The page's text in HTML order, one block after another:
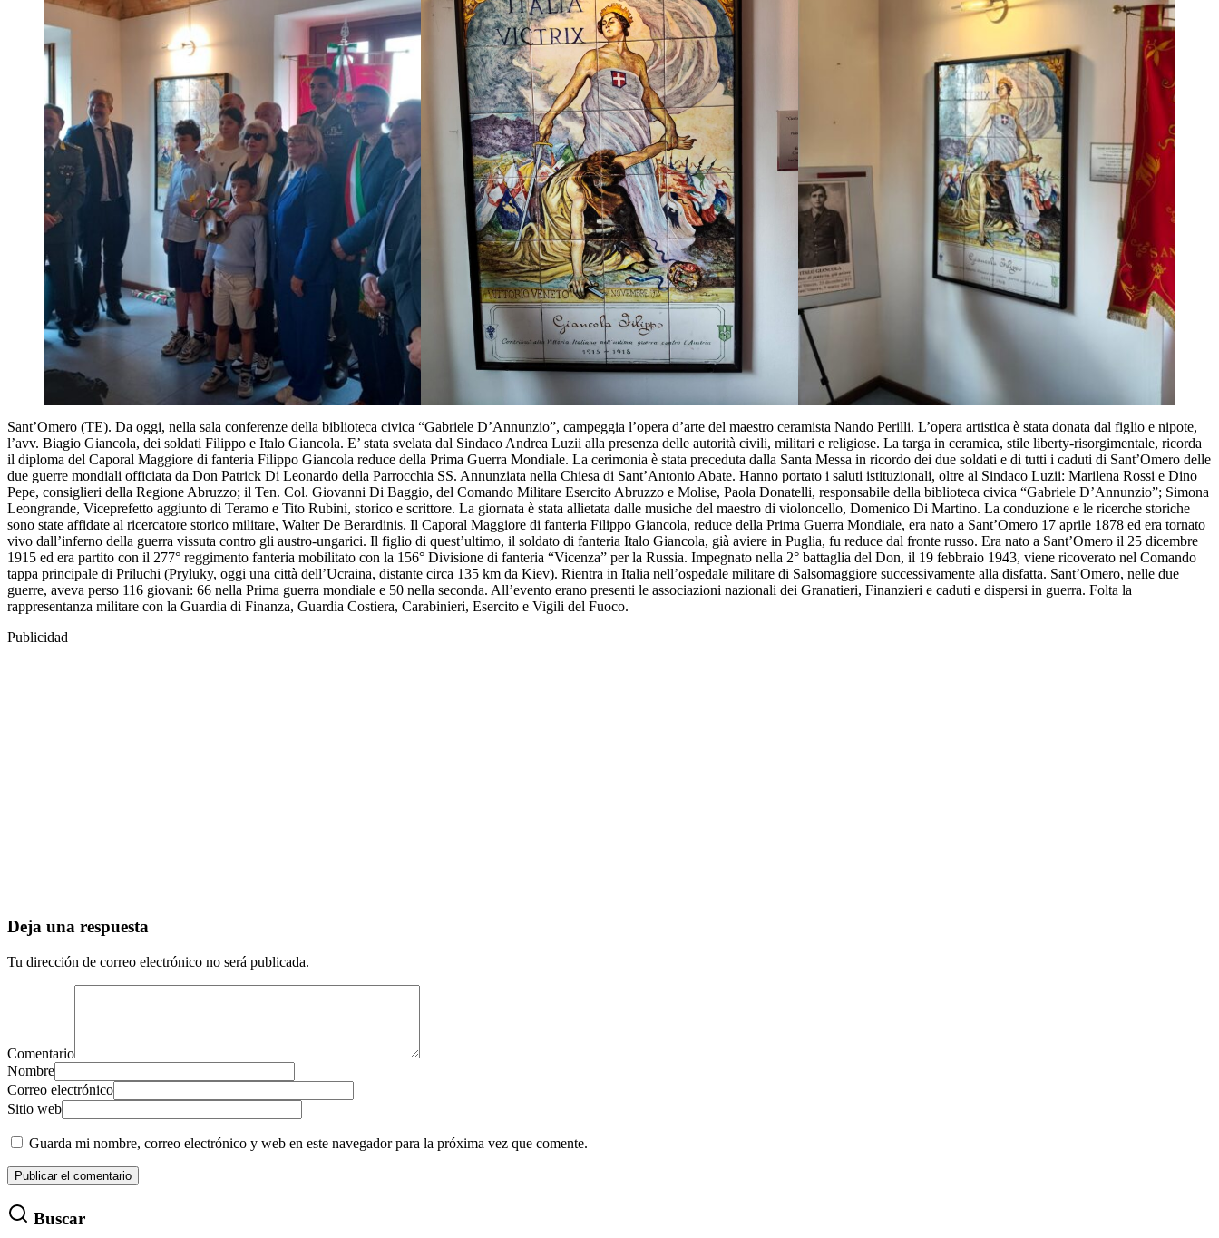
Sant’Omero (TE). Da oggi, nella sala conferenze della biblioteca civica “Gabriele D’Annunzio”, campeggia l’opera d’arte del maestro ceramista Nando Perilli. L’opera artistica è stata donata dal figlio e nipote,
l’avv. Biagio Giancola, dei soldati Filippo e Italo Giancola. E’ stata svelata dal Sindaco Andrea Luzii alla presenza delle autorità civili, militari e religiose. La targa in ceramica, stile liberty-risorgimentale, ricorda
il diploma del Caporal Maggiore di fanteria Filippo Giancola reduce della Prima Guerra Mondiale. La cerimonia è stata preceduta dalla Santa Messa in ricordo dei due soldati e di tutti i caduti di Sant’Omero delle
due guerre mondiali officiata da Don Patrick Di Leonardo della Parrocchia SS. Annunziata nella Chiesa di Sant’Antonio Abate. Hanno portato i saluti istituzionali, oltre al Sindaco Luzii: Marilena Rossi e Dino
Pepe, consiglieri della Regione Abruzzo; il Ten. Col. Giovanni Di Baggio, del Comando Militare Esercito Abruzzo e Molise, Paola Donatelli, responsabile della biblioteca civica “Gabriele D’Annunzio”; Simona
Leongrande, Viceprefetto aggiunto di Teramo e Tito Rubini, storico e scrittore. La giornata è stata allietata dalle musiche del maestro di violoncello, Domenico Di Martino. La conduzione e le ricerche storiche
sono state affidate al ricercatore storico militare, Walter De Berardinis. Il Caporal Maggiore di fanteria Filippo Giancola, reduce della Prima Guerra Mondiale, era nato a Sant’Omero 17 aprile 1878 ed era tornato
vivo dall’inferno della guerra vissuta contro gli austro-ungarici. Il figlio di quest’ultimo, il soldato di fanteria Italo Giancola, già aviere in Puglia, fu reduce dal fronte russo. Era nato a Sant’Omero il 25 dicembre
1915 ed era partito con il 277° reggimento fanteria mobilitato con la 156° Divisione di fanteria “Vicenza” per la Russia. Impegnato nella 2° battaglia del Don, il 19 febbraio 1943, viene ricoverato nel Comando
tappa principale di Priluchi (Pryluky, oggi una città dell’Ucraina, distante circa 135 km da Kiev). Rientra in Italia nell’ospedale militare di Salsomaggiore successivamente alla disfatta. Sant’Omero, nelle due
guerre, aveva perso 116 giovani: 66 nella Prima guerra mondiale e 50 nella seconda. All’evento erano presenti le associazioni nazionali dei Granatieri, Finanzieri e caduti e dispersi in guerra. Folta la
rappresentanza militare con la Guardia di Finanza, Guardia Costiera, Carabinieri, Esercito e Vigili del Fuoco.
Publicidad
Deja una respuesta
Tu dirección de correo electrónico no será publicada.
Comentario
Nombre
Correo electrónico
Sitio web
Guarda mi nombre, correo electrónico y web en este navegador para la próxima vez que comente.
Buscar